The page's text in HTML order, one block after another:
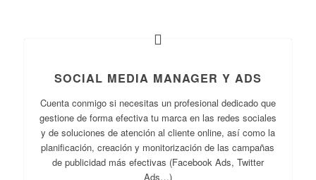
SOCIAL MEDIA MANAGER Y ADS
Cuenta conmigo si necesitas un profesional dedicado que
gestione de forma efectiva tu marca en las redes sociales
y de soluciones de atención al cliente online, así como la
planificación, creación y monitorización de las campañas
de publicidad más efectivas (Facebook Ads, Twitter
Ads…)